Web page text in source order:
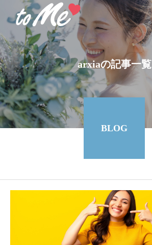
arxiaの記事一覧
BLOG